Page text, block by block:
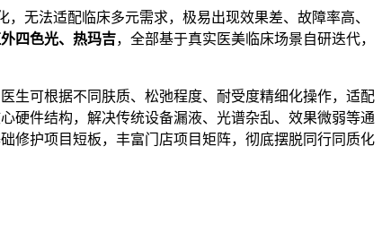
无法适配临床多元需求，极易出现效果差、故障率高、
四色光、热玛吉，全部基于真实医美临床场景自研迭代，
生可根据不同肤质、松弛程度、耐受度精细化操作，适配
硬件结构，解决传统设备漏液、光谱杂乱、效果微弱等通
修护项目短板，丰富门店项目矩阵，彻底摆脱同行同质化